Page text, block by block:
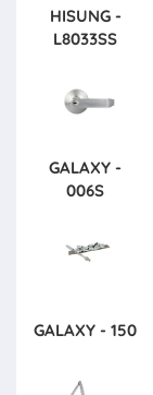
HISUNG -
L8033SS
GALAXY -
006S
GALAXY - 150